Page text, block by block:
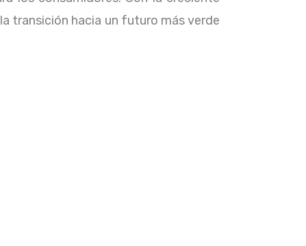
transición hacia un futuro más verde